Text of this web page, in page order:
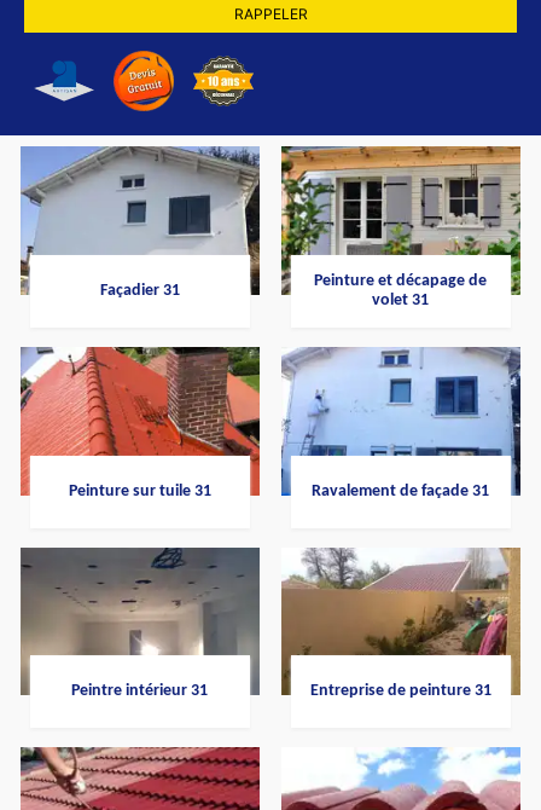
Façadier 31
Peinture et décapage de
volet 31
Peinture sur tuile 31 Ravalement de façade 31
Peintre intérieur 31 Entreprise de peinture 31